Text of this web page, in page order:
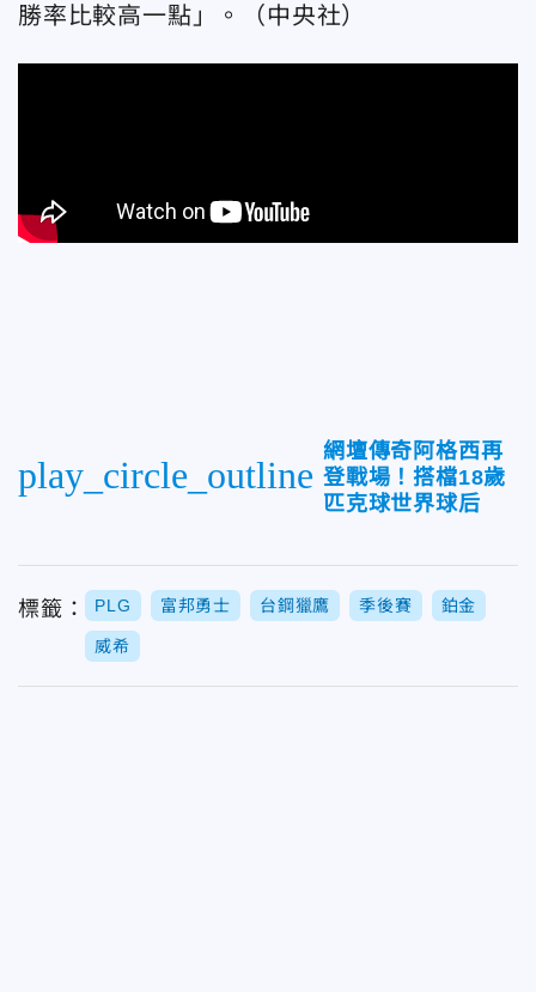
勝率比較高一點」。（中央社）
play_circle_outline
網壇傳奇阿格西再
登戰場！搭檔18歲
匹克球世界球后
標籤： PLG 富邦勇士 台鋼獵鷹 季後賽 鉑金
威希